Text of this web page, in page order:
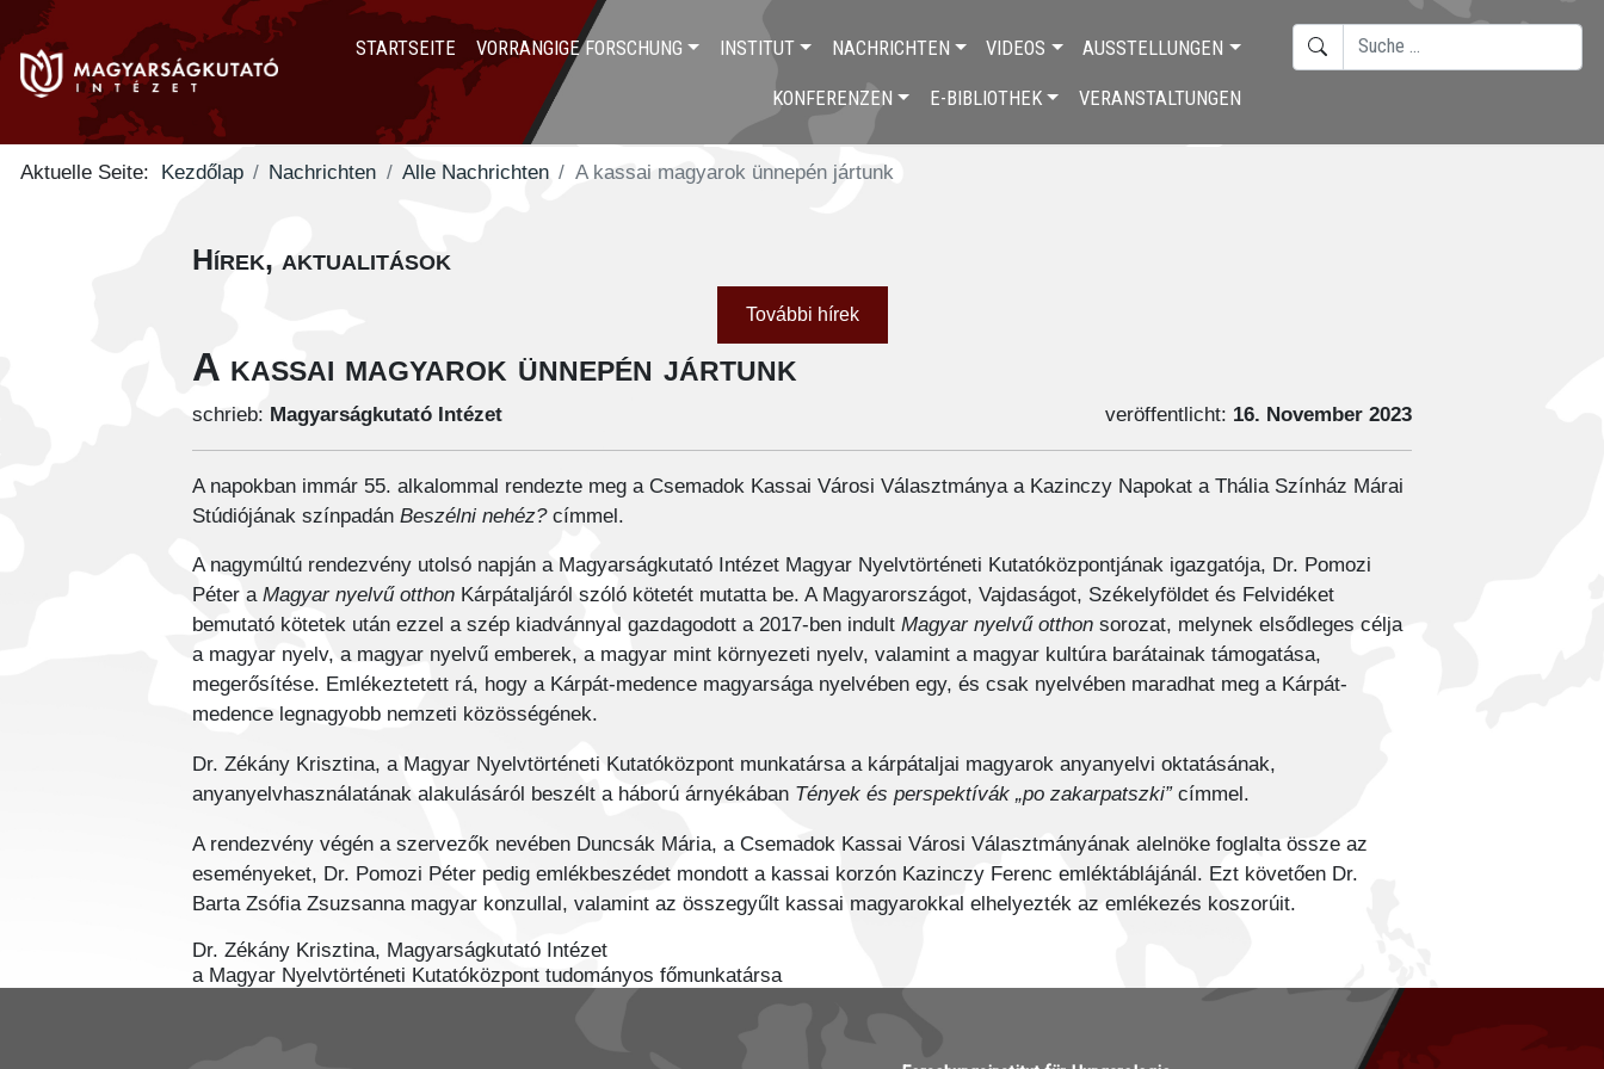
STARTSEITE VORRANGIGE FORSCHUNG INSTITUT NACHRICHTEN VIDEOS AUSSTELLUNGEN
KONFERENZEN E-BIBLIOTHEK VERANSTALTUNGEN
SUCHEN
Aktuelle Seite: Kezdőlap Nachrichten Alle Nachrichten A kassai magyarok ünnepén jártunk
Hírek, aktualitások
További hírek
A kassai magyarok ünnepén jártunk
schrieb: Magyarságkutató Intézet veröffentlicht: 16. November 2023
A napokban immár 55. alkalommal rendezte meg a Csemadok Kassai Városi Választmánya a Kazinczy Napokat a Thália Színház Márai
Stúdiójának színpadánBeszélni nehéz?címmel.
A nagymúltú rendezvény utolsó napján a Magyarságkutató Intézet Magyar Nyelvtörténeti Kutatóközpontjának igazgatója, Dr. Pomozi
Péter aMagyar nyelvű otthon Kárpátaljáról szóló kötetét mutatta be. A Magyarországot, Vajdaságot, Székelyföldet és Felvidéket
bemutató kötetek után ezzel a szép kiadvánnyal gazdagodott a 2017-ben indultMagyar nyelvű otthon sorozat, melynek elsődleges célja
a magyar nyelv, a magyar nyelvű emberek, a magyar mint környezeti nyelv, valamint a magyar kultúra barátainak támogatása,
megerősítése. Emlékeztetett rá, hogy a Kárpát-medence magyarsága nyelvében egy, és csak nyelvében maradhat meg a Kárpát-
medence legnagyobb nemzeti közösségének.
Dr. Zékány Krisztina, a Magyar Nyelvtörténeti Kutatóközpont munkatársa a kárpátaljai magyarok anyanyelvi oktatásának,
anyanyelvhasználatának alakulásáról beszélt a háború árnyékában Tények és perspektívák „po zakarpatszki”címmel.
A rendezvény végén a szervezők nevében Duncsák Mária, a Csemadok Kassai Városi Választmányának alelnöke foglalta össze az
eseményeket, Dr. Pomozi Péter pedig emlékbeszédet mondott a kassai korzón Kazinczy Ferenc emléktáblájánál. Ezt követően Dr.
Barta Zsófia Zsuzsanna magyar konzullal, valamint az összegyűlt kassai magyarokkal elhelyezték az emlékezés koszorúit.
Dr. Zékány Krisztina, Magyarságkutató Intézet
a Magyar Nyelvtörténeti Kutatóközpont tudományos főmunkatársa